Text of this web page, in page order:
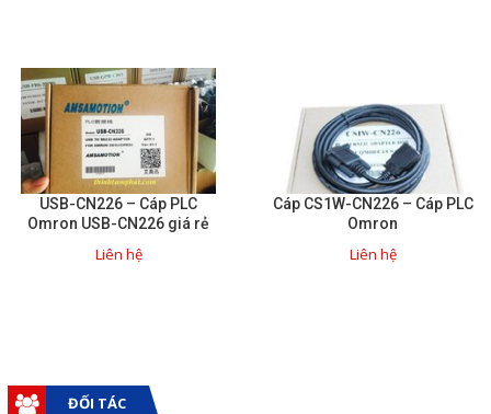
USB-CN226 – Cáp PLC
Omron USB-CN226 giá rẻ
Liên hệ
Cáp CS1W-CN226 – Cáp PLC
Omron
Liên hệ
ĐỐI TÁC